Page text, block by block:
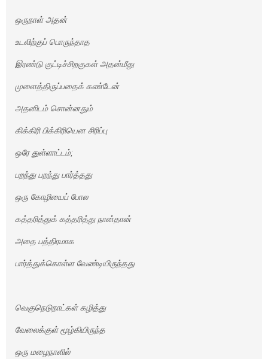
ஒருநாள் அதன்
உடலிற்குப் பொருந்தாத
இரண்டு குட்டிச்சிறகுகள் அதன்மீது
முளைத்திருப்பதைக் கண்டேன்
அதனிடம் சொன்னதும்
கிக்கிரி பிக்கிரியென சிரிப்பு
ஒரே துள்ளாட்டம்;
பறந்து பறந்து பார்த்தது
ஒரு கோழியைப் போல
கத்தரித்துக் கத்தரித்து நான்தான்
அதை பத்திரமாக
பார்த்துக்கொள்ள வேண்டியிருந்தது
வெகுநெடுநாட்கள் கழித்து
வேலைக்குள் மூழ்கியிருந்த
ஒரு மழைநாளில்